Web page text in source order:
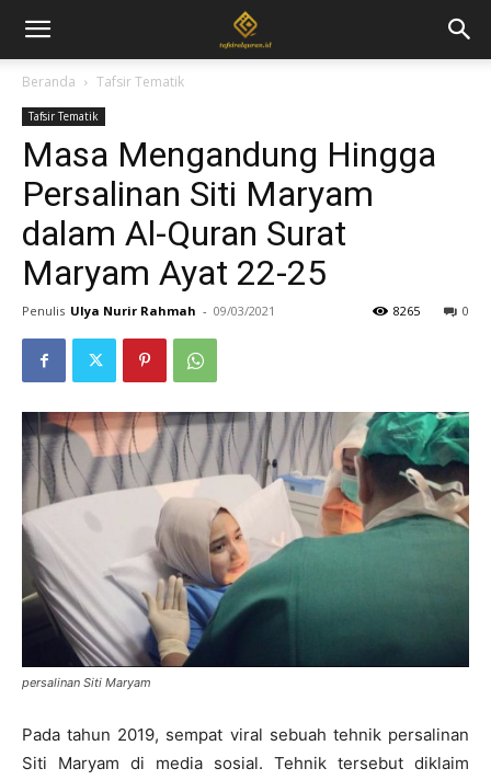
Beranda Tafsir Tematik
Tafsir Tematik
Masa Mengandung Hingga
Persalinan Siti Maryam
dalam Al-Quran Surat
Maryam Ayat 22-25
Penulis Ulya Nurir Rahmah - 09/03/2021 0
8265
persalinan Siti Maryam
Pada tahun 2019, sempat viral sebuah tehnik persalinan
Siti Maryam di media sosial. Tehnik tersebut diklaim